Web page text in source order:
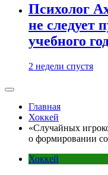
Психолог
не следует
учебного
2 недели спустя
Главная
Хоккей
«Случайных
о формировании
Хоккей